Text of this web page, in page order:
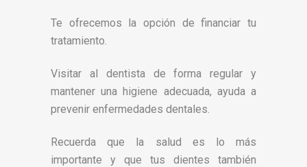
Te ofrecemos la opción de financiar tu
tratamiento.
Visitar al dentista de forma regular y
mantener una higiene adecuada, ayuda a
prevenir enfermedades dentales.
Recuerda que la salud es lo más
importante y que tus dientes también